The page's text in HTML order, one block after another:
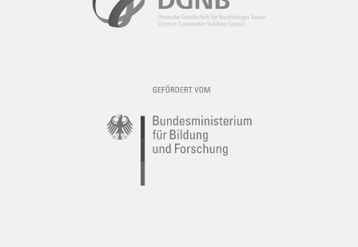
Kombinationsmöglichkeiten
derselben Verarbeitung kombinieren.
Bedenken Sie, dass Materialien sich verfärben, auch
Naturstein. Natürlich verfärben sich manche Sorten